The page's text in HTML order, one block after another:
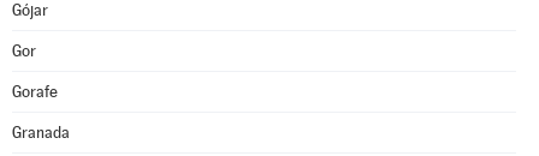
Gójar
Gor
Gorafe
Granada